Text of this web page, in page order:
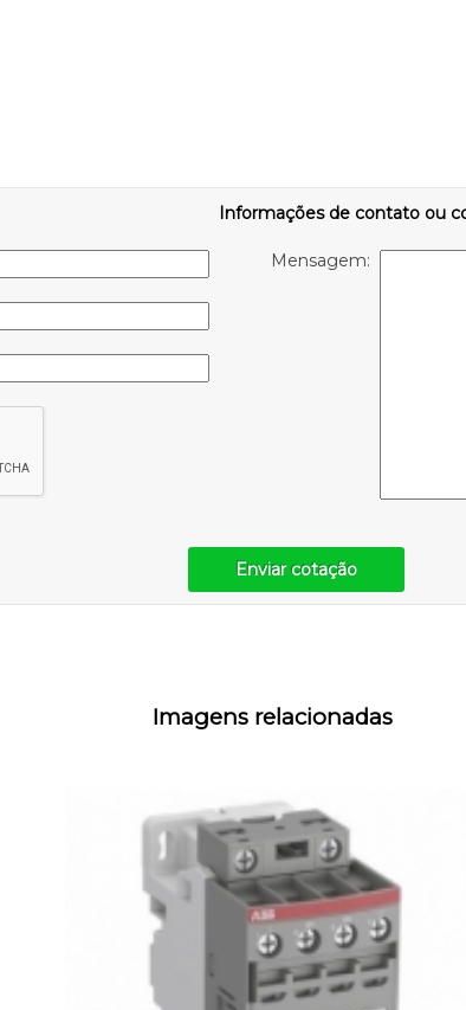
Informações de contato ou
Mensagem:
Enviar cotação
Imagens relacionadas